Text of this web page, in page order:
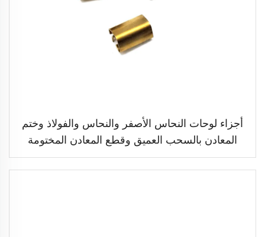
أجزاء لوحات النحاس الأصفر والنحاس والفولاذ وختم
المعادن بالسحب العميق وقطع المعادن المختومة